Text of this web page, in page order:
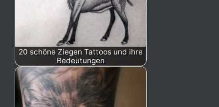
20 schöne Ziegen Tattoos und ihre
Bedeutungen